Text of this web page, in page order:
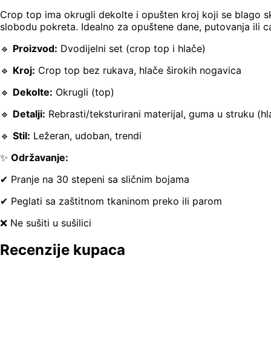
Crop top ima okrugli dekolte i opušten kroj koji se blago
slobodu pokreta. Idealno za opuštene dane, putovanja ili
🔹 Proizvod: Dvodijelni set (crop top i hlače)
🔹 Kroj: Crop top bez rukava, hlače širokih nogavica
🔹 Dekolte: Okrugli (top)
🔹 Detalji: Rebrasti/teksturirani materijal, guma u struku
🔹 Stil: Ležeran, udoban, trendi
✨ Održavanje:
✔ Pranje na 30 stepeni sa sličnim bojama
✔ Peglati sa zaštitnom tkaninom preko ili parom
❌ Ne sušiti u sušilici
Recenzije kupaca